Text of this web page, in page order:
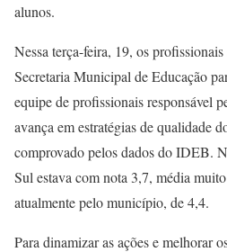
alunos.
Nessa terça-feira, 19, os
Secretaria Municipal de Educação
equipe de profissionais responsável
avança em estratégias de qualidade
comprovado pelos dados do IDEB.
Sul estava com nota 3,7, média
atualmente pelo município, de 4,4.
Para dinamizar as ações e melhorar